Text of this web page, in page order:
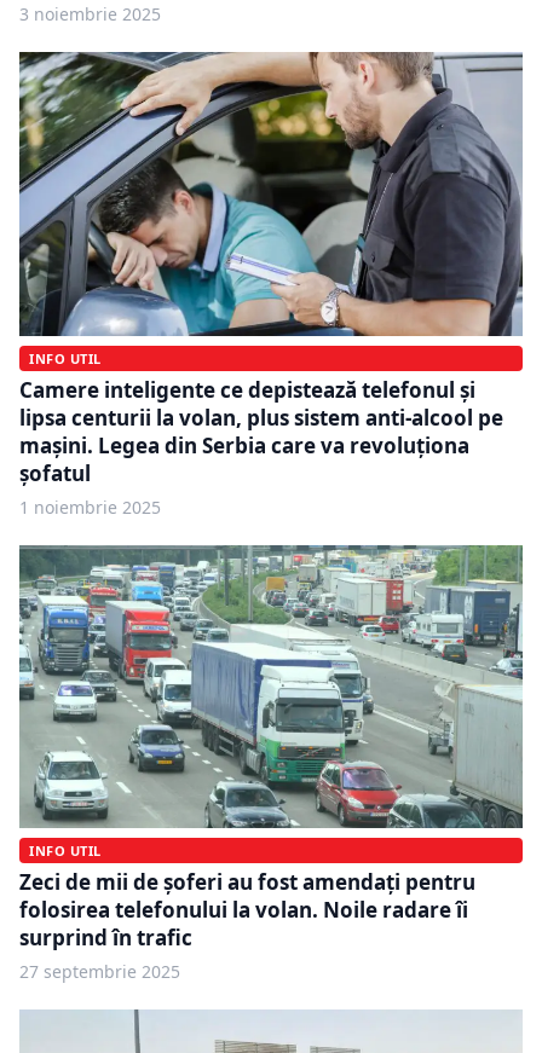
3 noiembrie 2025
INFO UTIL
Camere inteligente ce depistează telefonul și
lipsa centurii la volan, plus sistem anti-alcool pe
mașini. Legea din Serbia care va revoluționa
șofatul
1 noiembrie 2025
INFO UTIL
Zeci de mii de șoferi au fost amendați pentru
folosirea telefonului la volan. Noile radare îi
surprind în trafic
27 septembrie 2025